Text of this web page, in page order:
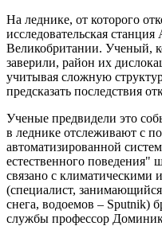
На леднике, от которого
исследовательская
Великобритании. Ученый,
заверили, район их
учитывая сложную
предсказать последствия
Ученые предвидели это
в леднике отслеживают с
автоматизированной
естественного поведения"
связано с климатическими
(специалист,
снега, водоемов – Sputnik)
службы профессор